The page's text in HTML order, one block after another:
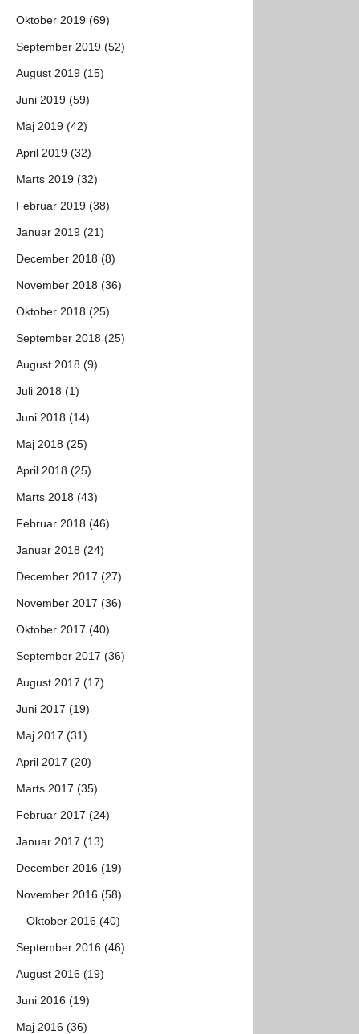
Oktober 2019 (69)
September 2019 (52)
August 2019 (15)
Juni 2019 (59)
Maj 2019 (42)
April 2019 (32)
Marts 2019 (32)
Februar 2019 (38)
Januar 2019 (21)
December 2018 (8)
November 2018 (36)
Oktober 2018 (25)
September 2018 (25)
August 2018 (9)
Juli 2018 (1)
Juni 2018 (14)
Maj 2018 (25)
April 2018 (25)
Marts 2018 (43)
Februar 2018 (46)
Januar 2018 (24)
December 2017 (27)
November 2017 (36)
Oktober 2017 (40)
September 2017 (36)
August 2017 (17)
Juni 2017 (19)
Maj 2017 (31)
April 2017 (20)
Marts 2017 (35)
Februar 2017 (24)
Januar 2017 (13)
December 2016 (19)
November 2016 (58)
Oktober 2016 (40)
September 2016 (46)
August 2016 (19)
Juni 2016 (19)
Maj 2016 (36)